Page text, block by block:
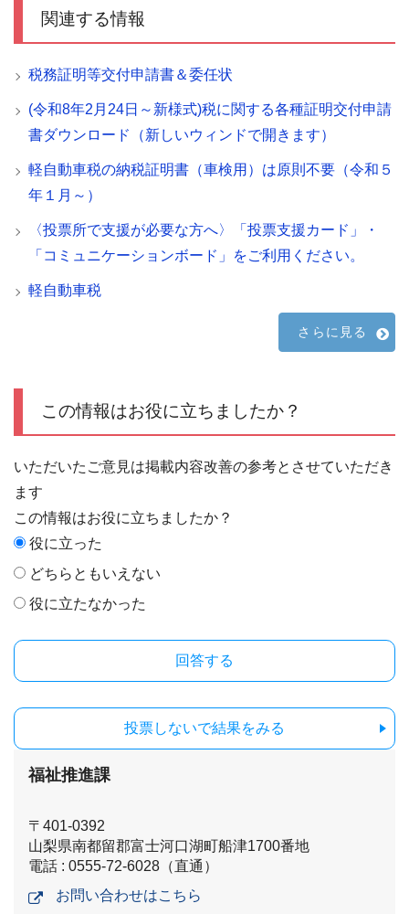
関連する情報
税務証明等交付申請書＆委任状
(令和8年2月24日～新様式)税に関する各種証明交付申請
書ダウンロード（新しいウィンドで開きます）
軽自動車税の納税証明書（車検用）は原則不要（令和５
年１月～）
〈投票所で支援が必要な方へ〉「投票支援カード」・
「コミュニケーションボード」をご利用ください。
軽自動車税
さらに見る
この情報はお役に立ちましたか？
いただいたご意見は掲載内容改善の参考とさせていただき
ます
この情報はお役に立ちましたか？
役に立った
どちらともいえない
役に立たなかった
投票しないで結果をみる
福祉推進課
〒401-0392
山梨県南都留郡富士河口湖町船津1700番地
電話 : 0555-72-6028（直通）
お問い合わせはこちら